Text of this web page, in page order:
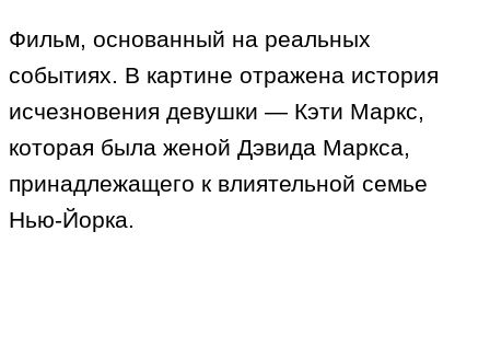
Фильм, основанный на реальных
событиях. В картине отражена история
исчезновения девушки — Кэти Маркс,
которая была женой Дэвида Маркса,
принадлежащего к влиятельной семье
Нью-Йорка.